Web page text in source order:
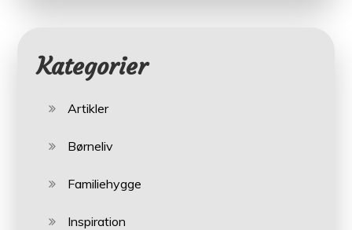
Kategorier
Artikler
Børneliv
Familiehygge
Inspiration